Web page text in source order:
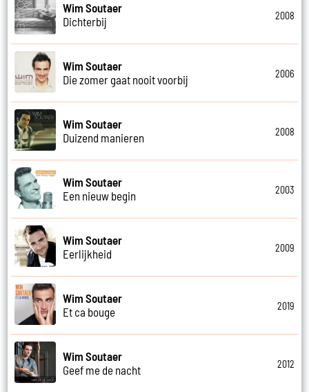
Wim Soutaer
Dichterbij
2008
Wim Soutaer
Die zomer gaat nooit voorbij
2006
Wim Soutaer
Duizend manieren
2008
Wim Soutaer
Een nieuw begin
2003
Wim Soutaer
Eerlijkheid
2009
Wim Soutaer
Et ca bouge
2019
Wim Soutaer
Geef me de nacht
2012